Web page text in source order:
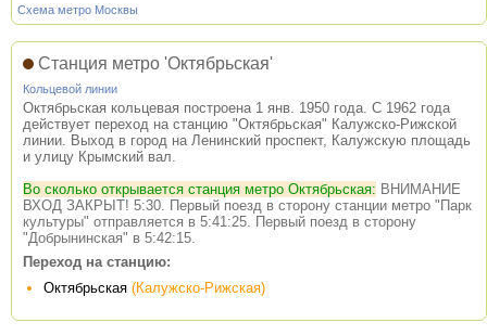
Схема метро Москвы
Станция метро 'Октябрьская'
Кольцевой линии
Октябрьская кольцевая построена 1 янв. 1950 года. С 1962 года
действует переход на станцию "Октябрьская" Калужско-Рижской
линии. Выход в город на Ленинский проспект, Калужскую площадь
и улицу Крымский вал.
Во сколько открывается станция метро Октябрьская: ВНИМАНИЕ
ВХОД ЗАКРЫТ! 5:30. Первый поезд в сторону станции метро "Парк
культуры" отправляется в 5:41:25. Первый поезд в сторону
"Добрынинская" в 5:42:15.
Переход на станцию:
Октябрьская(Калужско-Рижская)